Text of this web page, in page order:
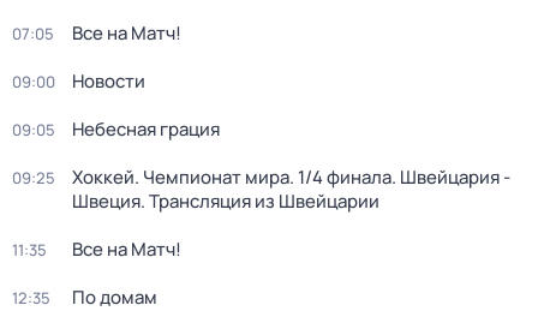
07:05 Все на Матч!
09:00 Новости
09:05 Небесная грация
09:25
Хоккей. Чемпионат мира. 1/4 финала. Швейцария -
Швеция. Трансляция из Швейцарии
11:35 Все на Матч!
12:35 По домам